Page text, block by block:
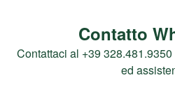
Contatto
Contattaci al +39
ed